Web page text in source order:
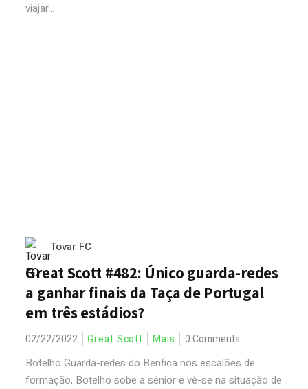
viajar...
Tovar FC
Great Scott #482: Único guarda-redes
a ganhar finais da Taça de Portugal
em três estádios?
02/22/2022 Great Scott Mais 0 Comments
Botelho Guarda-redes do Benfica nos escalões de
formação, Botelho sobe a sénior e vê-se na situação de